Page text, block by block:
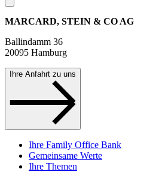
MARCARD, STEIN & CO AG
Ballindamm 36
20095 Hamburg
Ihre Anfahrt zu uns
Ihre Family Office Bank
Gemeinsame Werte
Ihre Themen